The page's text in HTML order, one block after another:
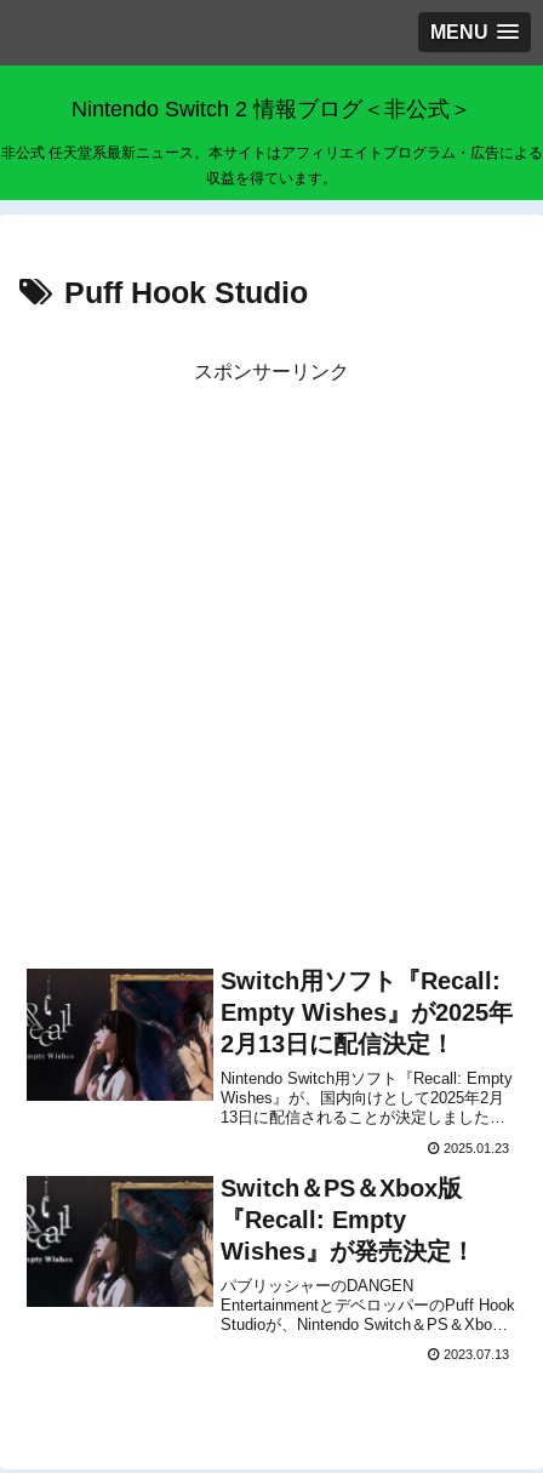
MENU
Nintendo Switch 2 情報ブログ＜非公式＞
非公式 任天堂系最新ニュース。本サイトはアフィリエイトプログラム・広告による
収益を得ています。
Puff Hook Studio
スポンサーリンク
Switch用ソフト『Recall:
Empty Wishes』が2025年
2月13日に配信決定！
Nintendo Switch用ソフト『Recall: Empty
Wishes』が、国内向けとして2025年2月
13日に配信されることが決定しました。
ますが、2025年2月20日 23時59分までは
割引価格で購入することができます。
『...
2025.01.23
Switch＆PS＆Xbox版
『Recall: Empty
Wishes』が発売決定！
パブリッシャーのDANGEN
EntertainmentとデベロッパーのPuff Hook
Studioが、Nintendo Switch＆PS＆Xbox
版『Recall: Empty Wishes』の発売が決
定したことをアナウンスしました。PCに
2023.07.13